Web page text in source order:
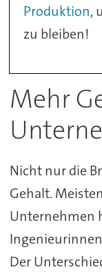
Produktion,
zu bleiben!
Mehr
Nicht nur die
Gehalt.
Unternehmen
Der